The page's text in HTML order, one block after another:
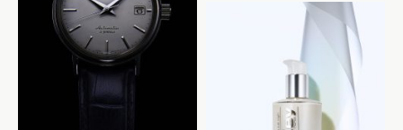
SEIKO
光文社 美ST